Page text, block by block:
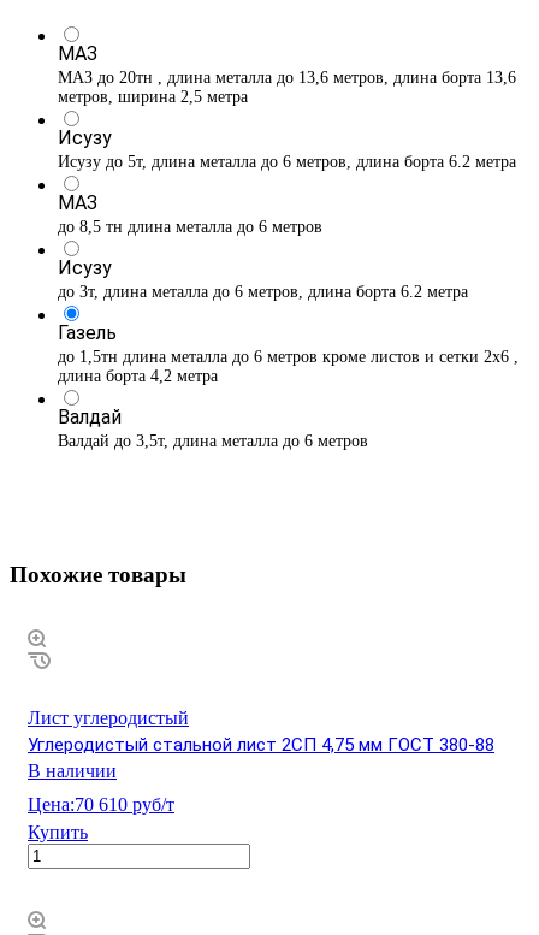
МАЗ
МАЗ до 20тн , длина металла до 13,6 метров, длина борта 13,6
метров, ширина 2,5 метра
Исузу
Исузу до 5т, длина металла до 6 метров, длина борта 6.2 метра
МАЗ
до 8,5 тн длина металла до 6 метров
Исузу
до 3т, длина металла до 6 метров, длина борта 6.2 метра
Газель
до 1,5тн длина металла до 6 метров кроме листов и сетки 2х6 ,
длина борта 4,2 метра
Валдай
Валдай до 3,5т, длина металла до 6 метров
Похожие товары
Лист углеродистый
Углеродистый стальной лист 2СП 4,75 мм ГОСТ 380-88
В наличии
Цена:70 610 руб/т
Купить